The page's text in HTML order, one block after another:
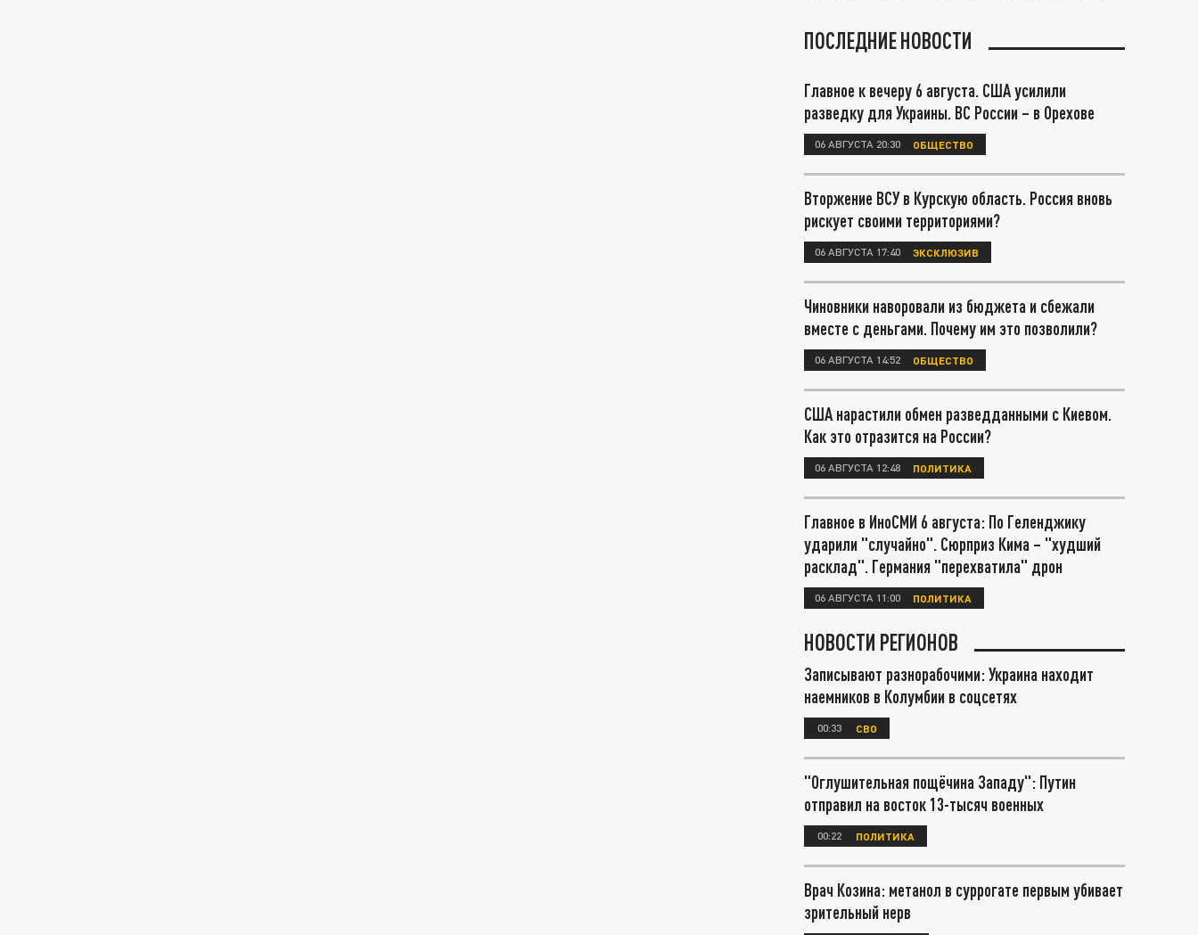
ПОСЛЕДНИЕ НОВОСТИ
Главное к вечеру 6 августа. США усилили
разведку для Украины. ВС России – в Орехове
06 АВГУСТА 20:30 ОБЩЕСТВО
Вторжение ВСУ в Курскую область. Россия вновь
рискует своими территориями?
06 АВГУСТА 17:40 ЭКСКЛЮЗИВ
Чиновники наворовали из бюджета и сбежали
вместе с деньгами. Почему им это позволили?
06 АВГУСТА 14:52 ОБЩЕСТВО
США нарастили обмен разведданными с Киевом.
Как это отразится на России?
06 АВГУСТА 12:48 ПОЛИТИКА
Главное в ИноСМИ 6 августа: По Геленджику
ударили "случайно". Сюрприз Кима – "худший
расклад". Германия "перехватила" дрон
06 АВГУСТА 11:00 ПОЛИТИКА
НОВОСТИ РЕГИОНОВ
Записывают разнорабочими: Украина находит
наемников в Колумбии в соцсетях
00:33 СВО
"Оглушительная пощёчина Западу": Путин
отправил на восток 13-тысяч военных
00:22 ПОЛИТИКА
Врач Козина: метанол в суррогате первым убивает
зрительный нерв